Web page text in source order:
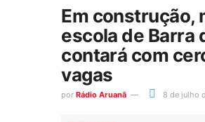
Em construção,
escola de Barra
contará com
vagas
por Rádio Aruanã 8 de julho